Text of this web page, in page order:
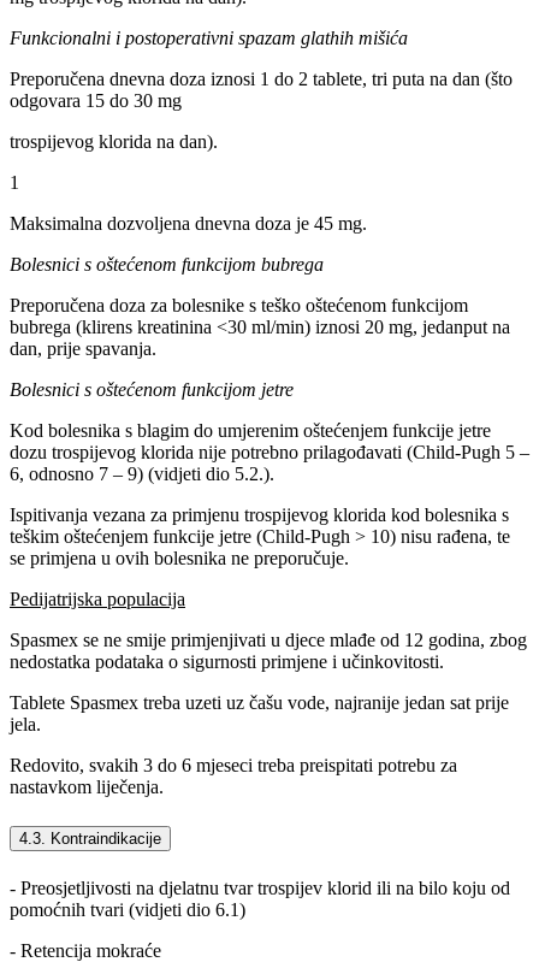
Funkcionalni i postoperativni spazam glathih mišića
Preporučena dnevna doza iznosi 1 do 2 tablete, tri puta na dan (što
odgovara 15 do 30 mg
trospijevog klorida na dan).
1
Maksimalna dozvoljena dnevna doza je 45 mg.
Bolesnici s oštećenom funkcijom bubrega
Preporučena doza za bolesnike s teško oštećenom funkcijom
bubrega (klirens kreatinina <30 ml/min) iznosi 20 mg, jedanput na
dan, prije spavanja.
Bolesnici s oštećenom funkcijom jetre
Kod bolesnika s blagim do umjerenim oštećenjem funkcije jetre
dozu trospijevog klorida nije potrebno prilagođavati (Child-Pugh 5 –
6, odnosno 7 – 9) (vidjeti dio 5.2.).
Ispitivanja vezana za primjenu trospijevog klorida kod bolesnika s
teškim oštećenjem funkcije jetre (Child-Pugh > 10) nisu rađena, te
se primjena u ovih bolesnika ne preporučuje.
Pedijatrijska populacija
Spasmex se ne smije primjenjivati u djece mlađe od 12 godina, zbog
nedostatka podataka o sigurnosti primjene i učinkovitosti.
Tablete Spasmex treba uzeti uz čašu vode, najranije jedan sat prije
jela.
Redovito, svakih 3 do 6 mjeseci treba preispitati potrebu za
nastavkom liječenja.
4.3. Kontraindikacije
- Preosjetljivosti na djelatnu tvar trospijev klorid ili na bilo koju od
pomoćnih tvari (vidjeti dio 6.1)
- Retencija mokraće